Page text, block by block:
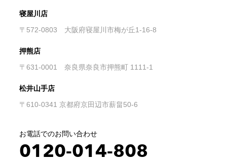
寝屋川店
〒572-0803 大阪府寝屋川市梅が丘1-16-8
押熊店
〒631-0001 奈良県奈良市押熊町 1111-1
松井山手店
〒610-0341 京都府京田辺市薪畠50-6
お電話でのお問い合わせ
0120-014-808